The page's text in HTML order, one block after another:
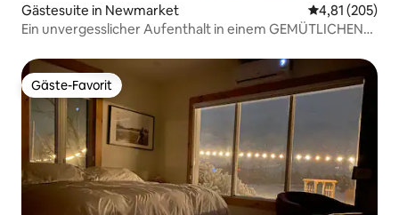
Gästesuite in Newmarket
4,81 (205)
Ein unvergesslicher Aufenthalt in einem GEMÜTLICHEN
Gäste-Favorit
Gäste-Favorit